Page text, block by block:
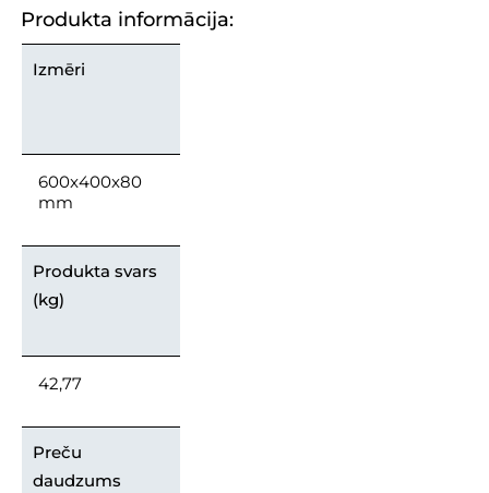
Produkta informācija:
Izmēri
600x400x80
mm
Produkta svars
(kg)
42,77
Preču
daudzums